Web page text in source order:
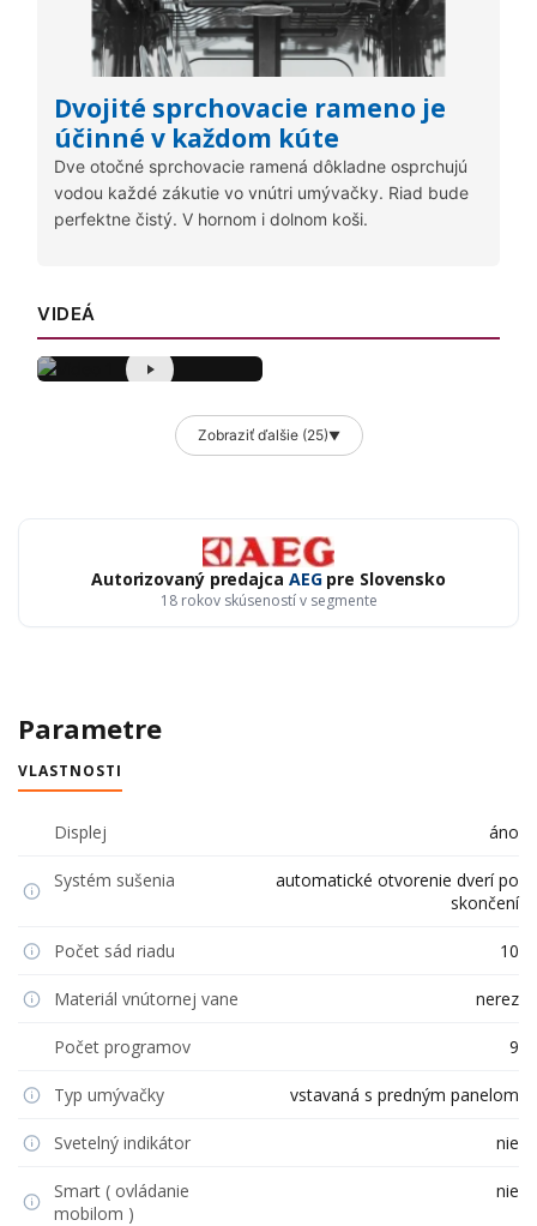
Dvojité sprchovacie rameno je
účinné v každom kúte
Dve otočné sprchovacie ramená dôkladne osprchujú
vodou každé zákutie vo vnútri umývačky. Riad bude
perfektne čistý. V hornom i dolnom koši.
VIDEÁ
Zobraziť ďalšie (25)▼
Autorizovaný predajca AEGpre Slovensko
18 rokov skúseností v segmente
Parametre
VLASTNOSTI
Displej áno
Systém sušenia
automatické otvorenie dverí po
skončení
Počet sád riadu 10
Materiál vnútornej vane nerez
Počet programov 9
Typ umývačky vstavaná s predným panelom
Svetelný indikátor nie
Smart ( ovládanie
mobilom )
nie